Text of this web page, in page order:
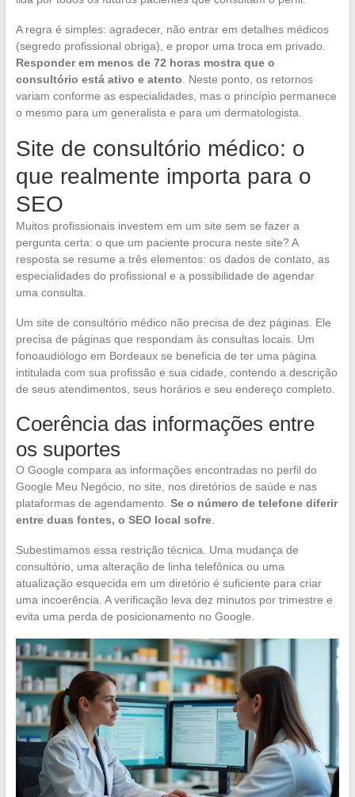
A regra é simples: agradecer, não entrar em detalhes médicos
(segredo profissional obriga), e propor uma troca em privado.
Responder em menos de 72 horas mostra que o
consultório está ativo e atento . Neste ponto, os retornos
variam conforme as especialidades, mas o princípio permanece
o mesmo para um generalista e para um dermatologista.
Site de consultório médico: o
que realmente importa para o
SEO
Muitos profissionais investem em um site sem se fazer a
pergunta certa: o que um paciente procura neste site? A
resposta se resume a três elementos: os dados de contato, as
especialidades do profissional e a possibilidade de agendar
uma consulta.
Um site de consultório médico não precisa de dez páginas. Ele
precisa de páginas que respondam às consultas locais. Um
fonoaudiólogo em Bordeaux se beneficia de ter uma página
intitulada com sua profissão e sua cidade, contendo a descrição
de seus atendimentos, seus horários e seu endereço completo.
Coerência das informações entre
os suportes
O Google compara as informações encontradas no perfil do
Google Meu Negócio, no site, nos diretórios de saúde e nas
plataformas de agendamento. Se o número de telefone diferir
entre duas fontes, o SEO local sofre.
Subestimamos essa restrição técnica. Uma mudança de
consultório, uma alteração de linha telefônica ou uma
atualização esquecida em um diretório é suficiente para criar
uma incoerência. A verificação leva dez minutos por trimestre e
evita uma perda de posicionamento no Google.